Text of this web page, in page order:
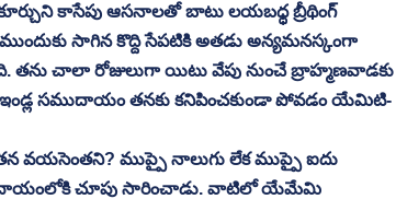
కాసేపు ఆసనాలతో బాటు లయబధ్ధ బ్రీథింగ్
ముందుకు సాగిన కొద్ది సేపటికి అతడు అన్యమనస్కంగా
చాలా రోజులుగా యిటు వేపు నుంచే బ్రాహ్మణవాడకు
సముదాయం తనకు కనిపించకుండా పోవడం యేమిటి-
ముప్పై నాలుగు లేక ముప్పై ఐదు
చూపు సారించాడు. వాటిలో యేమేమి